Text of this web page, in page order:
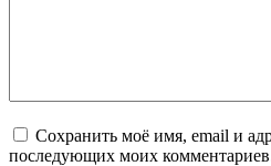
Сохранить моё имя, email и
последующих моих